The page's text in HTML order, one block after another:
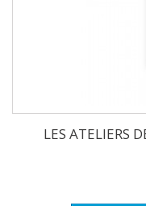
LES ATELIERS